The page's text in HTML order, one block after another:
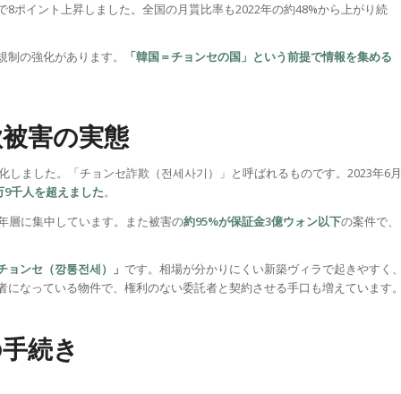
8ポイント上昇しました。全国の月貰比率も2022年の約48%から上がり続
の強化があります。 「韓国＝チョンセの国」という前提で情報を集める
害の実態
ました。「チョンセ詐欺（전세사기）」と呼ばれるものです。2023年6月
千人を超えました。
層に集中しています。また被害の約95%が保証金3億ウォン以下の案件で、
ョンセ（깡통전세）」 です。相場が分かりにくい新築ヴィラで起きやすく、
なっている物件で、権利のない委託者と契約させる手口も増えています。
続き